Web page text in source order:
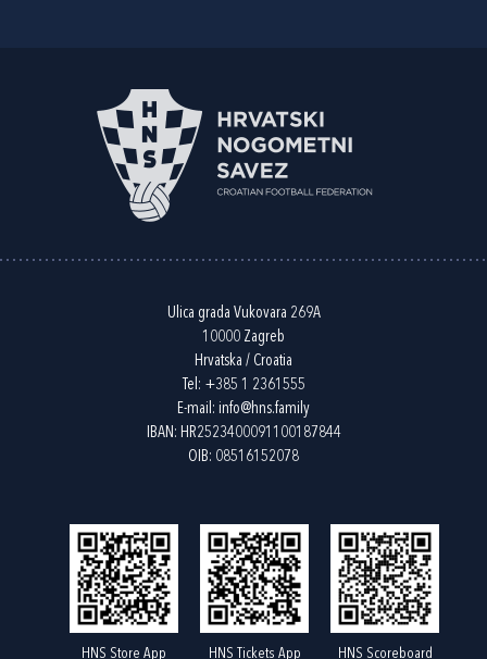
Ulica grada Vukovara 269A
10000 Zagreb
Hrvatska / Croatia
Tel: +385 1 2361555
E-mail: info@hns.family
IBAN: HR2523400091100187844
OIB: 08516152078
HNS Store App HNS Tickets App HNS Scoreboard